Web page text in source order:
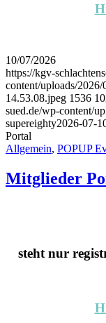
10/07/2026
https://kgv-
content/uploads/
14.53.08.jpeg 1536
sued.de/wp-content/
supereighty2026-07-
Portal
Allgemein, POPUP
Mitglieder
steht nur